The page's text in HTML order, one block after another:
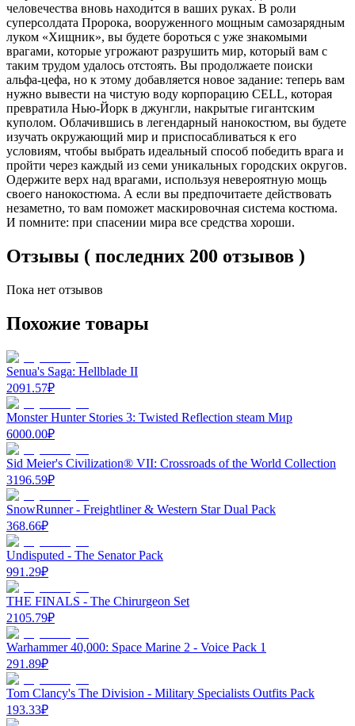
человечества вновь находится в ваших руках. В роли
суперсолдата Пророка, вооруженного мощным самозарядным
луком «Хищник», вы будете бороться с уже знакомыми
врагами, которые угрожают разрушить мир, который вам с
таким трудом удалось отстоять. Вы продолжаете поиски
альфа-цефа, но к этому добавляется новое задание: теперь вам
нужно вывести на чистую воду корпорацию CELL, которая
превратила Нью-Йорк в джунгли, накрытые гигантским
куполом. Облачившись в легендарный нанокостюм, вы будете
изучать окружающий мир и приспосабливаться к его
условиям, чтобы выбрать идеальный способ победить врага и
пройти через каждый из семи уникальных городских округов.
Одержите верх над врагами, используя невероятную мощь
своего нанокостюма. А если вы предпочитаете действовать
незаметно, то вам поможет маскировочная система костюма.
И помните: при спасении мира все средства хороши.
Отзывы ( последних 200 отзывов )
Пока нет отзывов
Похожие товары
Senua's Saga: Hellblade II
2091.57₽
Monster Hunter Stories 3: Twisted Reflection steam Мир
6000.00₽
Sid Meier's Civilization® VII: Crossroads of the World Collection
3196.59₽
SnowRunner - Freightliner & Western Star Dual Pack
368.66₽
Undisputed - The Senator Pack
991.29₽
THE FINALS - The Chirurgeon Set
2105.79₽
Warhammer 40,000: Space Marine 2 - Voice Pack 1
291.89₽
Tom Clancy's The Division - Military Specialists Outfits Pack
193.33₽